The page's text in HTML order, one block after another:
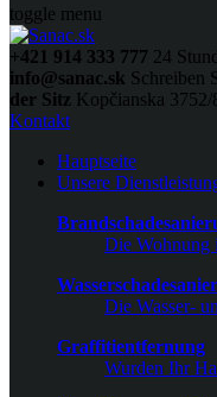
toggle menu
+421 914 333 777 24
info@sanac.sk Schreiben
der Sitz Kopčianska
Kontakt
Hauptseite
Unsere
Die Wohnung
Die Wasser-
Graffitientfernung
Wurden Ihr